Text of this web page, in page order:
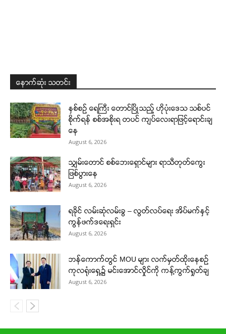
နောက်ဆုံး သတင်း
နှစ်စဉ် ရေကြီး တောင်ပြိုသည့် ဟိုပုံးဒေသ သစ်ပင်
စိုက်ရန် စစ်အစိုးရ တပင် ကျပ်လေးရာဖြင့်ရောင်းချ
နေ
August 6, 2026
သျှမ်းတောင် စစ်ဘေးရှောင်များ ရာသီတုတ်ကွေး
ဖြစ်ပွားနေ
August 6, 2026
ရခိုင် လမ်းဆုံလမ်းခွ – လွတ်လပ်ရေး အိပ်မက်နှင့်
ကွန်ဖက်ဒရေးရှင်း
August 6, 2026
ဘန်ကောက်တွင် MOU များ လက်မှတ်ထိုးနေစဉ်
ကုလရုံးရှေ့၌ မင်းအောင်လှိုင်ကို ကန့်ကွက်ရှုတ်ချ
August 6, 2026